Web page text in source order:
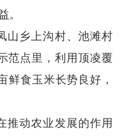
。
山乡上沟村、池滩村
范点里，利用顶凌覆
鲜食玉米长势良好，
推动农业发展的作用